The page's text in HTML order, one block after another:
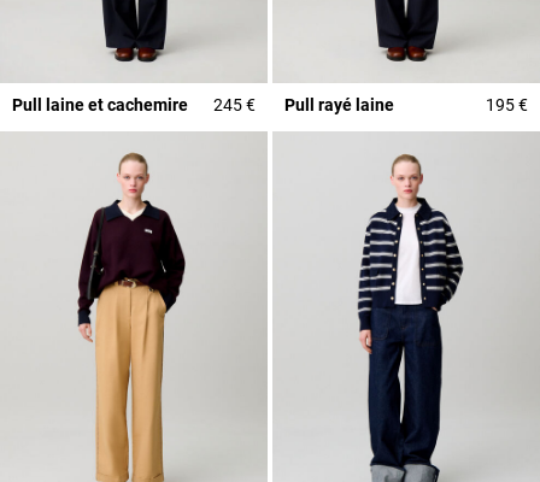
Pull laine et cachemire 245 € Pull rayé laine 195 €